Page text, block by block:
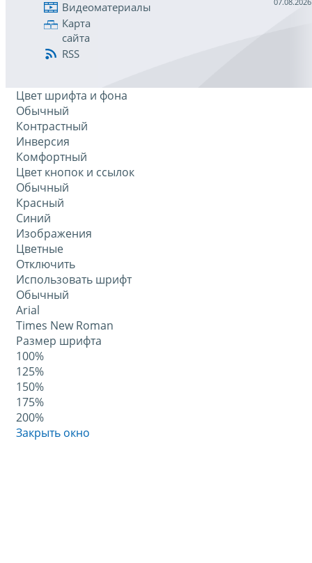
Видеоматериалы
Карта
сайта
RSS
Цвет шрифта и фона
Обычный
Контрастный
Инверсия
Комфортный
Цвет кнопок и ссылок
Обычный
Красный
Синий
Изображения
Цветные
Отключить
Использовать шрифт
Обычный
Arial
Times New Roman
Размер шрифта
100%
125%
150%
175%
200%
Закрыть окно